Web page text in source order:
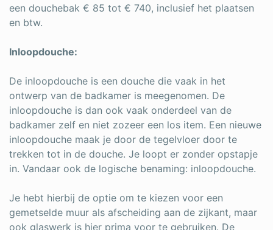
een douchebak € 85 tot € 740, inclusief het plaatsen
en btw.
Inloopdouche:
De inloopdouche is een douche die vaak in het
ontwerp van de badkamer is meegenomen. De
inloopdouche is dan ook vaak onderdeel van de
badkamer zelf en niet zozeer een los item. Een nieuwe
inloopdouche maak je door de tegelvloer door te
trekken tot in de douche. Je loopt er zonder opstapje
in. Vandaar ook de logische benaming: inloopdouche.
Je hebt hierbij de optie om te kiezen voor een
gemetselde muur als afscheiding aan de zijkant, maar
ook glaswerk is hier prima voor te gebruiken. De